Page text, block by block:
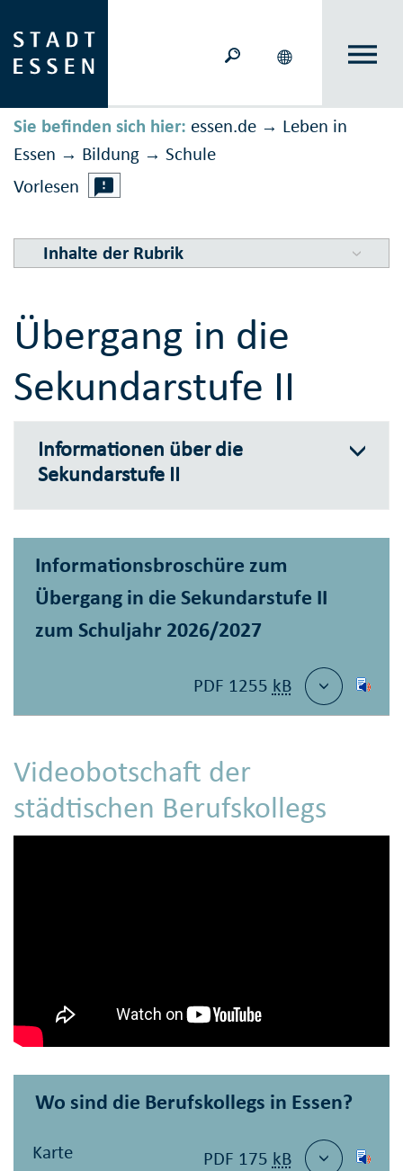
Sie befinden sich hier: essen.de → Leben in
Essen → Bildung → Schule
Vorlesen
Inhalte der Rubrik
Übergang in die
Sekundarstufe II
Informationen über die
Sekundarstufe II
Informationsbroschüre zum
Übergang in die Sekundarstufe II
zum Schuljahr 2026/2027
PDF 1255 kB
Videobotschaft der
städtischen Berufskollegs
Wo sind die Berufskollegs in Essen?
Karte PDF 175 kB